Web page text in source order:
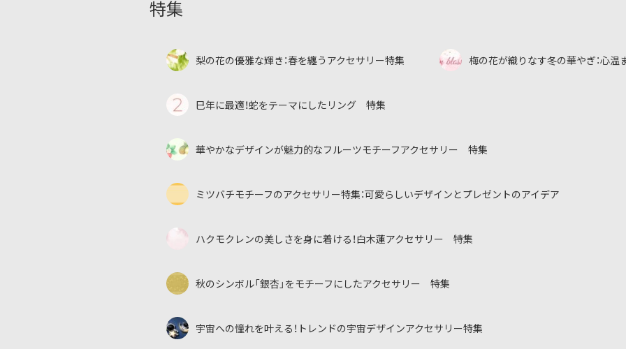
特集
梨の花の優雅な輝き：春を纏うアクセサリー特集 梅の花が織りなす冬の華やぎ：心温
巳年に最適！蛇をテーマにしたリング 特集
華やかなデザインが魅力的なフルーツモチーフアクセサリー 特集
ミツバチモチーフのアクセサリー特集：可愛らしいデザインとプレゼントのアイデア
ハクモクレンの美しさを身に着ける！白木蓮アクセサリー 特集
秋のシンボル「銀杏」をモチーフにしたアクセサリー 特集
宇宙への憧れを叶える！トレンドの宇宙デザインアクセサリー特集